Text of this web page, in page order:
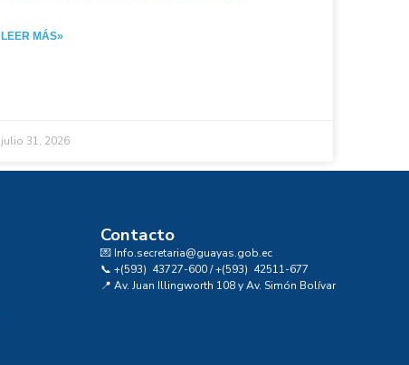
LEER MÁS»
julio 31, 2026
Contacto
💌 Info.secretaria@guayas.gob.ec
📞 +(593) 43727-600 / +(593) 42511-677
📍 Av. Juan Illingworth 108 y Av. Simón Bolívar